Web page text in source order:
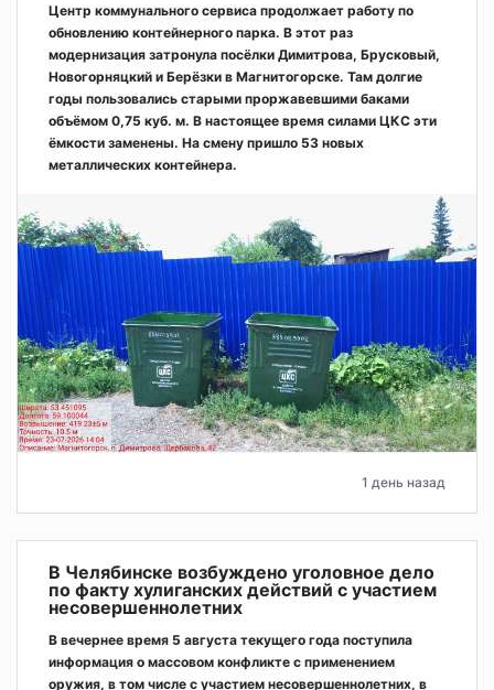
Центр коммунального сервиса продолжает работу по
обновлению контейнерного парка. В этот раз
модернизация затронула посёлки Димитрова, Брусковый,
Новогорняцкий и Берёзки в Магнитогорске. Там долгие
годы пользовались старыми проржавевшими баками
объёмом 0,75 куб. м. В настоящее время силами ЦКС эти
ёмкости заменены. На смену пришло 53 новых
металлических контейнера.
1 день назад
В Челябинске возбуждено уголовное дело
по факту хулиганских действий с участием
несовершеннолетних
В вечернее время 5 августа текущего года поступила
информация о массовом конфликте с применением
оружия, в том числе с участием несовершеннолетних, в